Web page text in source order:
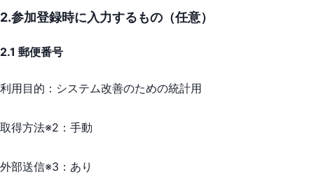
2.参加登録時に入力するもの（任意）
2.1 郵便番号
利用目的： システム改善のための統計用
取得方法※2： 手動
外部送信※3： あり